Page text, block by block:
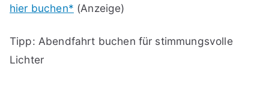
hier buchen* (Anzeige)
Tipp: Abendfahrt buchen für stimmungsvolle
Lichter